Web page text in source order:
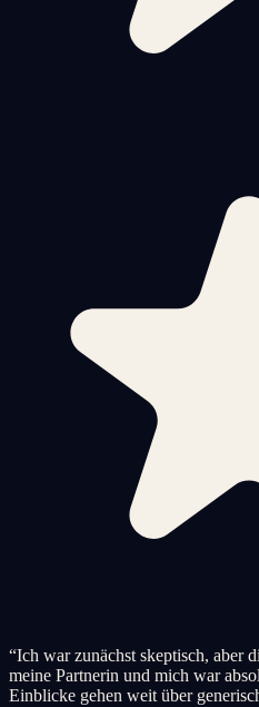
“Ich war zunächst skeptisch, aber
meine Partnerin und mich war
Einblicke gehen weit über